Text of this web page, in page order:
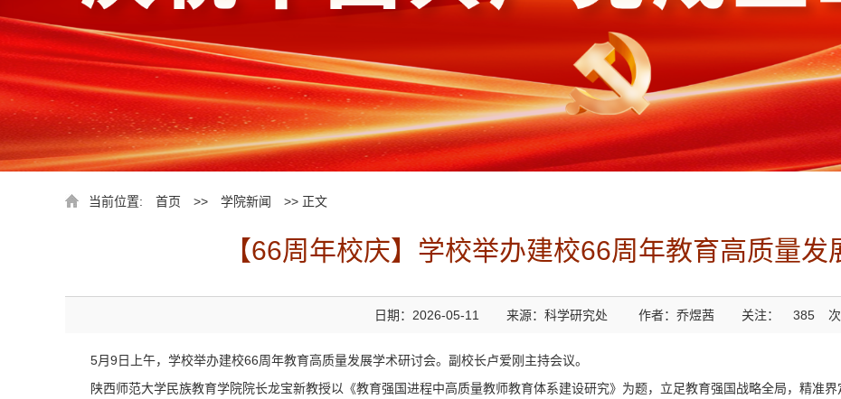
当前位置: 首页 >> 学院新闻 >> 正文
【66周年校庆】学校举办建校66周年教育高质量发
日期：2026-05-11 来源：科学研究处 作者：乔煜茜 关注： 385 次
5月9日上午，学校举办建校66周年教育高质量发展学术研讨会。副校长卢爱刚主持会议。
陕西师范大学民族教育学院院长龙宝新教授以《教育强国进程中高质量教师教育体系建设研究》为题，立足教育强国战略全局，精准